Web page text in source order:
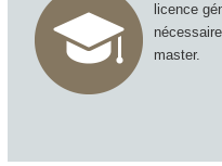
licence
master.